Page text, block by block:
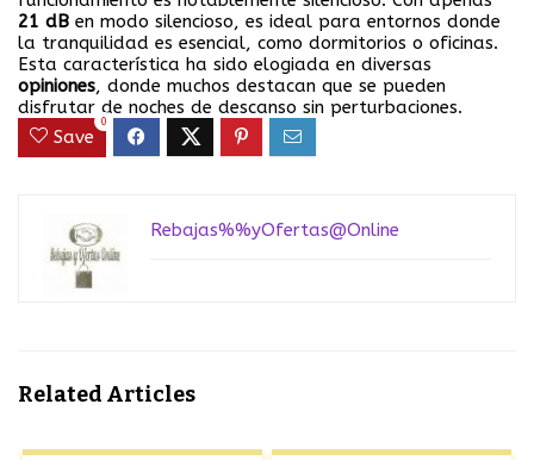
21 dB en modo silencioso, es ideal para entornos donde
la tranquilidad es esencial, como dormitorios o oficinas.
Esta característica ha sido elogiada en diversas
opiniones, donde muchos destacan que se pueden
disfrutar de noches de descanso sin perturbaciones.
Save
0
Rebajas%%yOfertas@Online
Related Articles